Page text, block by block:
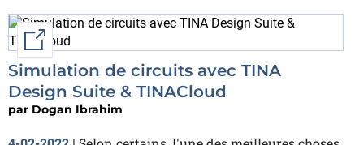
External link
Simulation de circuits avec TINA
Design Suite & TINACloud
par Dogan Ibrahim